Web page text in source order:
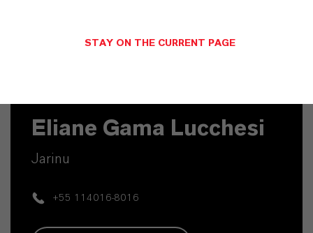
Eliane Gama Lucchesi
Jarinu
+55 114016-8016
STAY ON THE CURRENT PAGE